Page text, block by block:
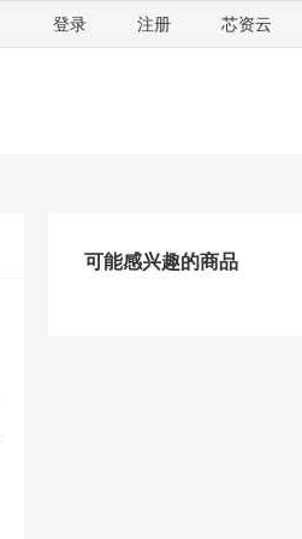
芯资云
注册
登录
可能感兴趣的商品